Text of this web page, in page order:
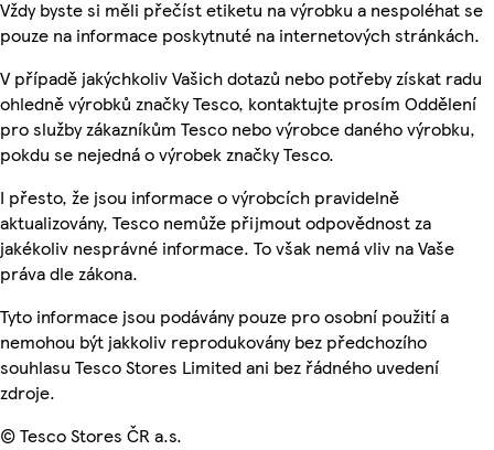
Vždy byste si měli přečíst etiketu na výrobku a nespoléhat se
pouze na informace poskytnuté na internetových stránkách.
V případě jakýchkoliv Vašich dotazů nebo potřeby získat radu
ohledně výrobků značky Tesco, kontaktujte prosím Oddělení
pro služby zákazníkům Tesco nebo výrobce daného výrobku,
pokdu se nejedná o výrobek značky Tesco.
I přesto, že jsou informace o výrobcích pravidelně
aktualizovány, Tesco nemůže přijmout odpovědnost za
jakékoliv nesprávné informace. To však nemá vliv na Vaše
práva dle zákona.
Tyto informace jsou podávány pouze pro osobní použití a
nemohou být jakkoliv reprodukovány bez předchozího
souhlasu Tesco Stores Limited ani bez řádného uvedení
zdroje.
© Tesco Stores ČR a.s.